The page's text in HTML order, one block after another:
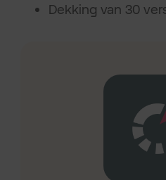
Dekking van 30